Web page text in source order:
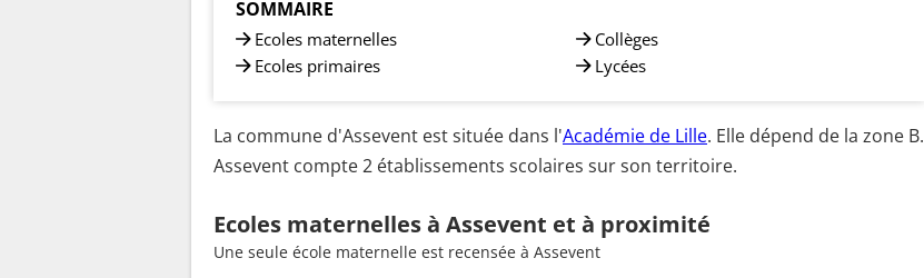
SOMMAIRE
Ecoles maternelles
Ecoles primaires
Collèges
Lycées
La commune d'Assevent est située dans l'Académie de Lille. Elle dépend de la zone B.
Assevent compte 2 établissements scolaires sur son territoire.
Ecoles maternelles à Assevent et à proximité
Une seule école maternelle est recensée à Assevent